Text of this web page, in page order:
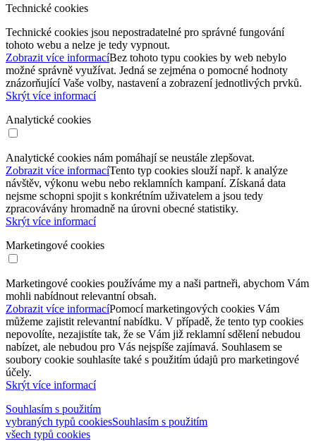
Technické cookies
Technické cookies jsou nepostradatelné pro správné fungování
tohoto webu a nelze je tedy vypnout.
Zobrazit více informacíBez tohoto typu cookies by web nebylo
možné správně využívat. Jedná se zejména o pomocné hodnoty
znázorňující Vaše volby, nastavení a zobrazení jednotlivých prvků.
Skrýt více informací
Analytické cookies
Analytické cookies nám pomáhají se neustále zlepšovat.
Zobrazit více informacíTento typ cookies slouží např. k analýze
návštěv, výkonu webu nebo reklamních kampaní. Získaná data
nejsme schopni spojit s konkrétním uživatelem a jsou tedy
zpracovávány hromadně na úrovni obecné statistiky.
Skrýt více informací
Marketingové cookies
Marketingové cookies používáme my a naši partneři, abychom Vám
mohli nabídnout relevantní obsah.
Zobrazit více informacíPomocí marketingových cookies Vám
můžeme zajistit relevantní nabídku. V případě, že tento typ cookies
nepovolíte, nezajistíte tak, že se Vám již reklamní sdělení nebudou
nabízet, ale nebudou pro Vás nejspíše zajímavá. Souhlasem se
soubory cookie souhlasíte také s použitím údajů pro marketingové
účely.
Skrýt více informací
Souhlasím s použitím
vybraných typů cookiesSouhlasím s použitím
všech typů cookies